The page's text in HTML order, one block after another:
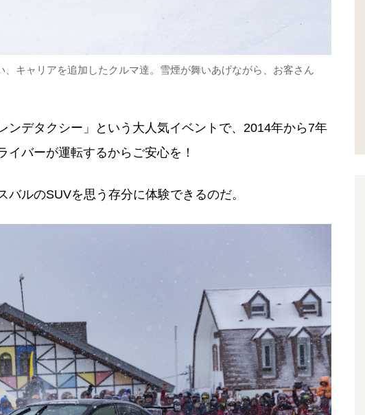
キャリアを追加したクルマ達。雪煙が舞いあげながら、お客さん
ンデタクシー」という大人気イベントで、2014年から7年
バーが運転するからご安心を！
ルのSUVを思う存分に体験できるのだ。